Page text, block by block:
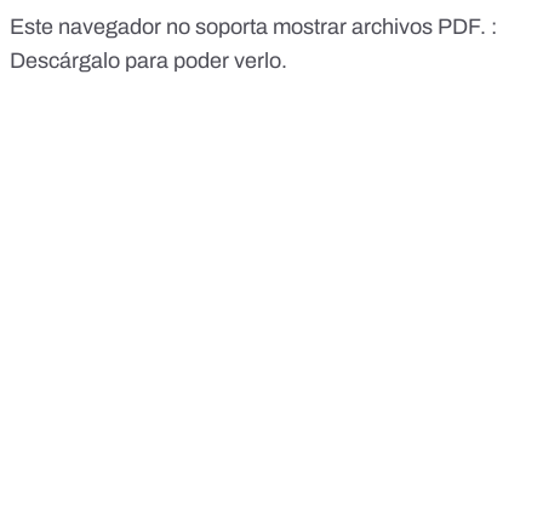
Este navegador no soporta mostrar archivos PDF. :
Descárgalo para poder verlo.